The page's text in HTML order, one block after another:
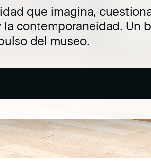
que imagina,
la contemporaneidad. Un
del museo.